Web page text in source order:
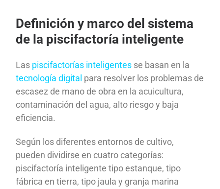
Definición y marco del sistema
de la piscifactoría inteligente
Las piscifactorías inteligentes se basan en la
tecnología digital para resolver los problemas de
escasez de mano de obra en la acuicultura,
contaminación del agua, alto riesgo y baja
eficiencia.
Según los diferentes entornos de cultivo,
pueden dividirse en cuatro categorías:
piscifactoría inteligente tipo estanque, tipo
fábrica en tierra, tipo jaula y granja marina